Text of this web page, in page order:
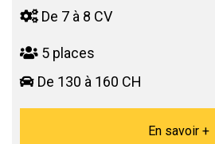
De 7 à 8 CV
5 places
De 130 à 160 CH
En savoir +